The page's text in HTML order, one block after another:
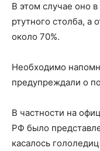
В этом случае оно
ртутного столба, а
около 70%.
Необходимо
предупреждали о
В частности на
РФ было
касалось